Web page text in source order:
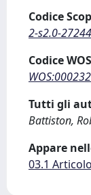
Codice
2-s2.0-
Codice
Tutti gli
Battiston,
Appare
03.1